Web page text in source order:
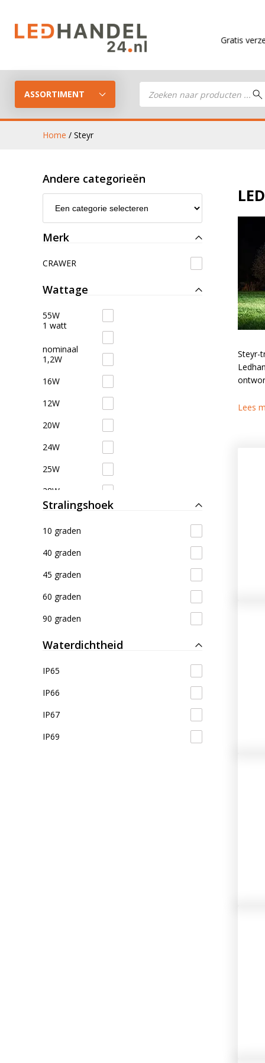
Gratis verzending
ASSORTIMENT
Producten
zoeken
LED Guide
LED koplampen
LED
verlichting
LED
LED breedtelampen
LED
LED sprayleds
LED Hal,-
voordeelpakketten
Home / Steyr
Steyr-
Lees
Andere categorieën
Merk
CRAWER
Wattage
55W
1 watt
nominaal
1,2W
16W
12W
20W
24W
25W
28W
30W
40W
45W
50W
60W
65W
Stralingshoek
10 graden
40 graden
45 graden
60 graden
90 graden
Waterdichtheid
IP65
IP66
IP67
IP69